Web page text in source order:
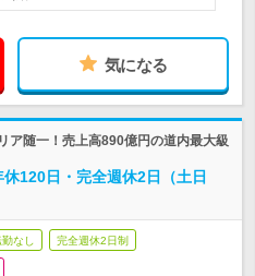
気になる
ア随一！売上高890億円の道内最大級
120日・完全週休2日（土日
勤なし 完全週休2日制